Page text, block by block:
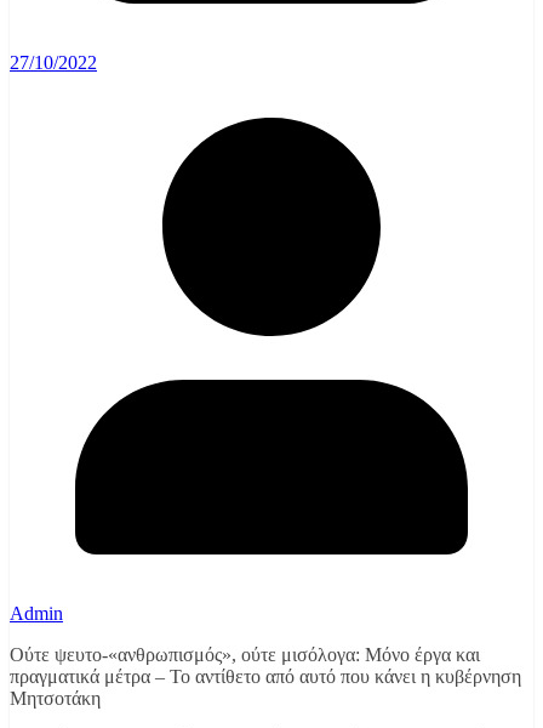
27/10/2022
Admin
Ούτε ψευτο-«ανθρωπισμός», ούτε μισόλογα: Μόνο έργα και
πραγματικά μέτρα – Το αντίθετο από αυτό που κάνει η κυβέρνηση
Μητσοτάκη